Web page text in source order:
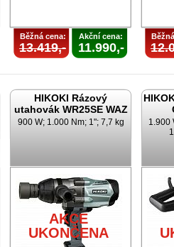
Běžná cena:
13.419,-
Akční cena:
11.990,-
HIKOKI Rázový
utahovák WR25SE WAZ
900 W; 1.000 Nm; 1"; 7,7 kg
AKCE
UKONČENA
1.900